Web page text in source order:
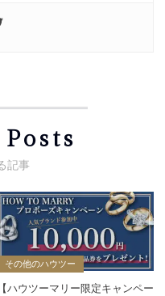
その他のハウツー
【ハウツーマリー限定キャンペー